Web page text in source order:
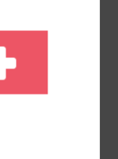
habe
: Perfekte Größe